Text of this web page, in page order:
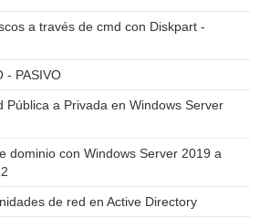
a través de cmd con Diskpart -
- PASIVO
Pública a Privada en Windows Server
dominio con Windows Server 2019 a
de red en Active Directory